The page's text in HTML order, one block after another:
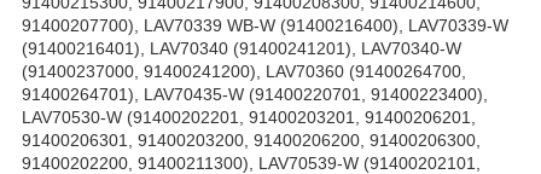
91400207700), LAV70339 WB-W (91400216400), LAV70339-W
(91400216401), LAV70340 (91400241201), LAV70340-W
(91400237000, 91400241200), LAV70360 (91400264700,
91400264701), LAV70435-W (91400220701, 91400223400),
LAV70530-W (91400202201, 91400203201, 91400206201,
91400206301, 91400203200, 91400206200, 91400206300,
91400202200, 91400211300), LAV70539-W (91400202101,